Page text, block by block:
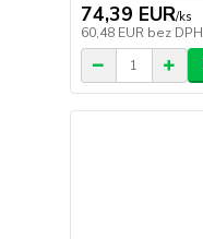
74,39 EUR/ks
60,48 EUR bez DPH